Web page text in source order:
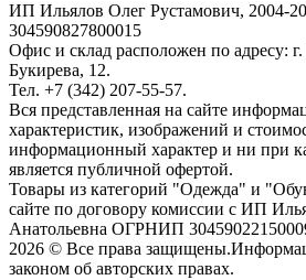
ИП Ильялов Олег Рустамович, 2004-
304590827800015
Офис и склад расположен по адресу:
Букирева, 12.
Тел. +7 (342) 207-55-57.
Вся представленная на сайте
характеристик, изображений и
информационный характер и ни при
является публичной офертой.
Товары из категорий "Одежда" и
сайте по договору комиссии с ИП
Анатольевна ОГРНИП
2026 © Все права
законом об авторских правах.